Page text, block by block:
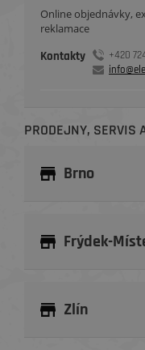
Online objednávky,
reklamace
Kontakty
+420
PRODEJNY, SERVIS
Brno
Frýdek-
Zlín